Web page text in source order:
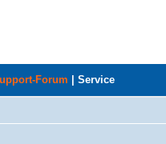
Forum Service